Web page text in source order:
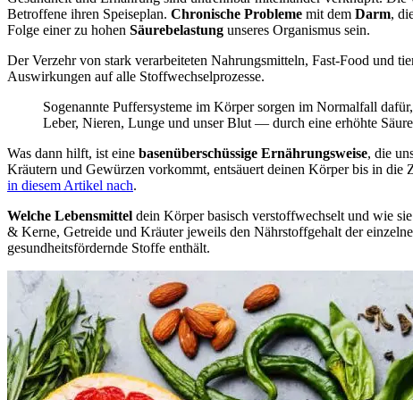
Betroffene ihren Speiseplan. Chronische Probleme mit dem Darm,
Folge einer zu hohen Säurebelastung unseres Organismus sein.
Der Verzehr von stark verarbeiteten Nahrungsmitteln, Fast-Food und
Auswirkungen auf alle Stoffwechselprozesse.
Sogenannte Puffersysteme im Körper sorgen im Normalfall
Leber, Nieren, Lunge und unser Blut — durch eine erhöhte
Was dann hilft, ist eine basenüberschüssige Ernährungsweise, die
Kräutern und Gewürzen vorkommt, entsäuert deinen Körper bis in die
in diesem Artikel nach.
Welche Lebensmittel dein Körper basisch verstoffwechselt und wie
& Kerne, Getreide und Kräuter jeweils den Nährstoffgehalt der
gesundheitsfördernde Stoffe enthält.